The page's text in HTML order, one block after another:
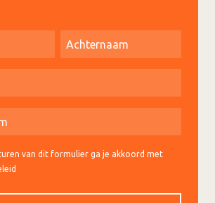
van dit formulier ga je akkoord met